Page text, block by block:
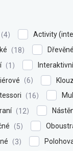
4 Activity
18 Dřevěné
1
6
16
12
5
3